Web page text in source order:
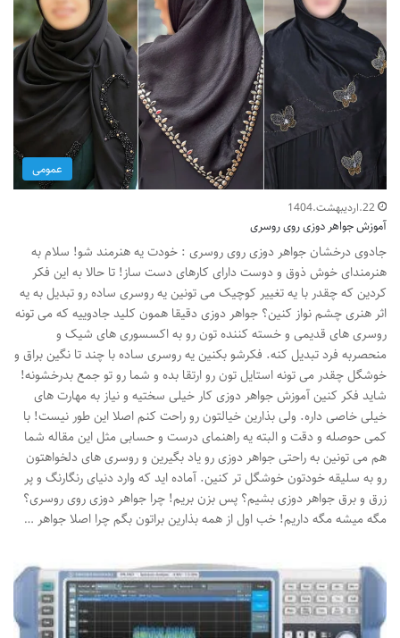
عمومی
22.اردیبهشت.1404
آموزش جواهر دوزی روی روسری
جادوی درخشان جواهر دوزی روی روسری : خودت یه هنرمند شو! سلام به
هنرمندای خوش ذوق و دوست دارای کارهای دست ساز! تا حالا به این فکر
کردین که چقدر با یه تغییر کوچیک می تونین یه روسری ساده رو تبدیل به یه
اثر هنری چشم نواز کنین؟ جواهر دوزی دقیقا همون کلید جادوییه که می تونه
روسری های قدیمی و خسته کننده تون رو به اکسسوری های شیک و
منحصربه فرد تبدیل کنه. فکرشو بکنین یه روسری ساده با چند تا نگین براق و
خوشگل چقدر می تونه استایل تون رو ارتقا بده و شما رو تو جمع بدرخشونه!
شاید فکر کنین آموزش جواهر دوزی کار خیلی سختیه و نیاز به مهارت های
خیلی خاصی داره. ولی بذارین خیالتون رو راحت کنم اصلا این طور نیست! با
کمی حوصله و دقت و البته یه راهنمای درست و حسابی مثل این مقاله شما
هم می تونین به راحتی جواهر دوزی رو یاد بگیرین و روسری های دلخواهتون
رو به سلیقه خودتون خوشگل تر کنین. آماده اید که وارد دنیای رنگارنگ و پر
زرق و برق جواهر دوزی بشیم؟ پس بزن بریم! چرا جواهر دوزی روی روسری؟
مگه میشه مگه داریم! خب اول از همه بذارین براتون بگم چرا اصلا جواهر …